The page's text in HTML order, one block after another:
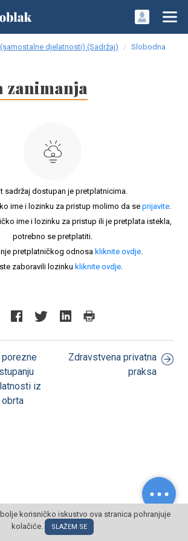
djelatnosti) (Sadržaj)
Slobodna
zanimanja
sadržaj dostupan je pretplatnicima.
ime i lozinku za pristup molimo da se prijavite.
ime i lozinku za pristup ili je pretplata istekla,
potrebno se pretplatiti.
pretplatničkog odnosa kliknite ovdje.
zaboravili lozinku kliknite ovdje.
iz
Zdravstvena privatna
praksa
OBLAK Sva prava pridržana
korisničko iskustvo ova stranica pohranjuje
kolačiće.
SLAŽEM SE